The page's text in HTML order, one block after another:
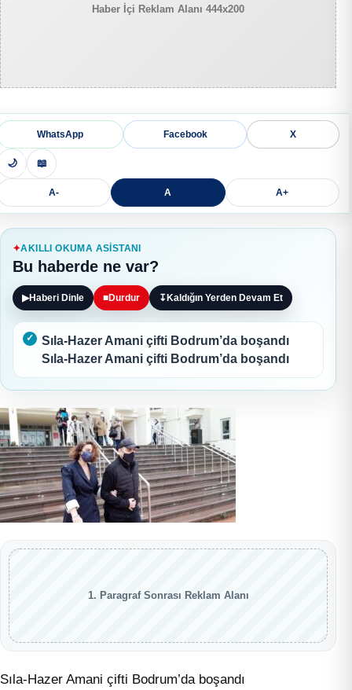
Haber İçi Reklam Alanı 444x200
WhatsApp Facebook X
🌙 📖
A- A A+
AKILLI OKUMA ASISTANI
Bu haberde ne var?
▶Haberi Dinle ■Durdur ↧Kaldığın Yerden Devam Et
Sıla-Hazer Amani çifti Bodrum’da boşandı
Sıla-Hazer Amani çifti Bodrum’da boşandı
1. Paragraf Sonrası Reklam Alanı
Sıla-Hazer Amani çifti Bodrum’da boşandı